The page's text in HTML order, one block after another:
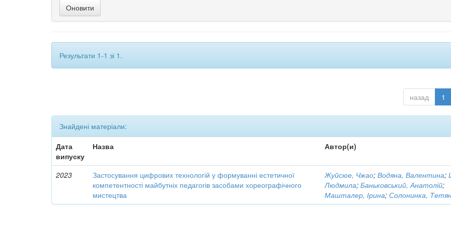
Результати 1-1 зі 1.
назад 1
Знайдені матеріали:
Дата
випуску
Назва Автор(и)
2023
Застосування цифрових технологій у формуванні естетичної
компетентності майбутніх педагогів засобами хореографічного
мистецтва
Жуйсюе, Чжао;Водяна, Валентина;
Людмила;Баньковський, Анатолій;
Машталер, Ірина;Солонинка,